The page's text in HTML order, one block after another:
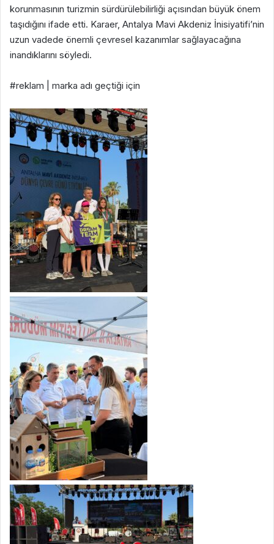
korunmasının turizmin sürdürülebilirliği açısından büyük önem
taşıdığını ifade etti. Karaer, Antalya Mavi Akdeniz İnisiyatifi’nin
uzun vadede önemli çevresel kazanımlar sağlayacağına
inandıklarını söyledi.
#reklam | marka adı geçtiği için